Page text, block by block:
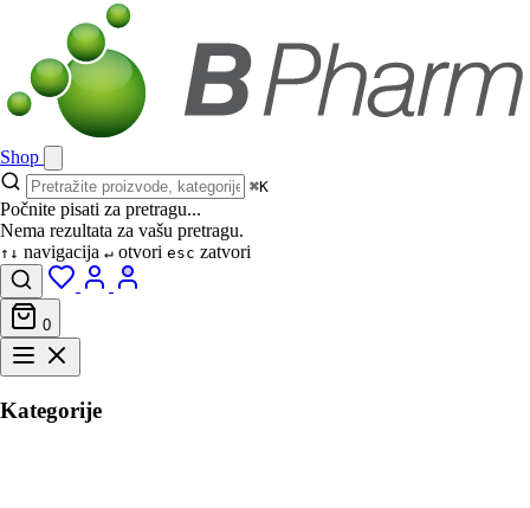
Shop
⌘K
Počnite pisati za pretragu...
Nema rezultata za vašu pretragu.
↑↓ navigacija ↵ otvori esc zatvori
0
Kategorije